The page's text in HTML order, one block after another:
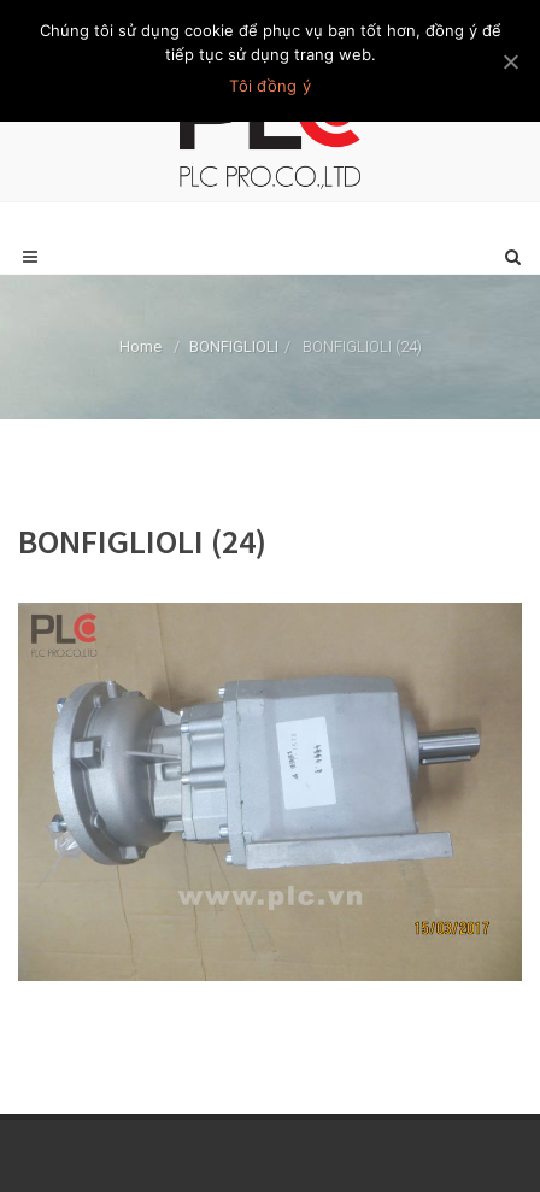
Trang chủ Giới thiệu Khách hàng Liên hệ Thành viên
Home / BONFIGLIOLI / BONFIGLIOLI (24)
BONFIGLIOLI (24)
Chúng tôi sử dụng cookie để phục vụ bạn tốt hơn, đồng ý để
tiếp tục sử dụng trang web.
Tôi đồng ý